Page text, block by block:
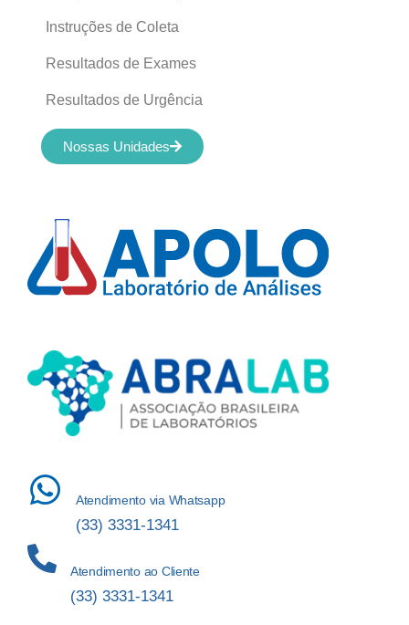
Atendimento via Whatsapp
(33) 3331-1341
Atendimento ao Cliente
(33) 3331-1341
Instruções de Coleta
Resultados de Exames
Resultados de Urgência
Nossas Unidades